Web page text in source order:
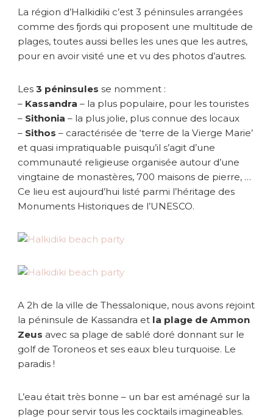
La région d’Halkidiki c’est 3 péninsules arrangées
comme des fjords qui proposent une multitude de
plages, toutes aussi belles les unes que les autres,
pour en avoir visité une et vu des photos d’autres.
Les 3 péninsules se nomment :
– Kassandra – la plus populaire, pour les touristes
– Sithonia – la plus jolie, plus connue des locaux
– Sithos – caractérisée de ‘terre de la Vierge Marie’
et quasi impratiquable puisqu’il s’agit d’une
communauté religieuse organisée autour d’une
vingtaine de monastères, 700 maisons de pierre, …
Ce lieu est aujourd’hui listé parmi l’héritage des
Monuments Historiques de l’UNESCO.
A 2h de la ville de Thessalonique, nous avons rejoint
la péninsule de Kassandra et la plage de Ammon
Zeus avec sa plage de sablé doré donnant sur le
golf de Toroneos et ses eaux bleu turquoise. Le
paradis !
L’eau était très bonne – un bar est aménagé sur la
plage pour servir tous les cocktails imagineables.